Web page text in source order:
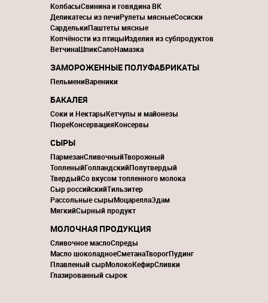
КолбасыСвинина и говядина ВК
Деликатесы из печиРулеты мясныеСосиски
СарделькиПаштеты мясные
Копчёности из птицыИзделия из субпродуктов
ВетчинаШпикСалоНамазка
ЗАМОРОЖЕННЫЕ ПОЛУФАБРИКАТЫ
ПельмениВареники
БАКАЛЕЯ
Соки и НектарыКетчупы и майонезы
ПюреКонсервацияКонсервы
СЫРЫ
ПармезанСливочныйТворожный
ТопленыйГолландскийПолутвердый
ТвердыйСо вкусом топленного молока
Сыр российскийТильзитер
Рассольные сырыМоцареллаЭдам
МягкийСырный продукт
МОЛОЧНАЯ ПРОДУКЦИЯ
Сливочное маслоСпреды
Масло шоколадноеСметанаТворогПудинг
Плавленый сырМолокоКефирСливки
Глазированный сырок